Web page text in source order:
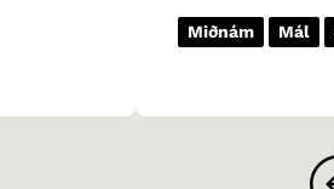
Miðnám Mál